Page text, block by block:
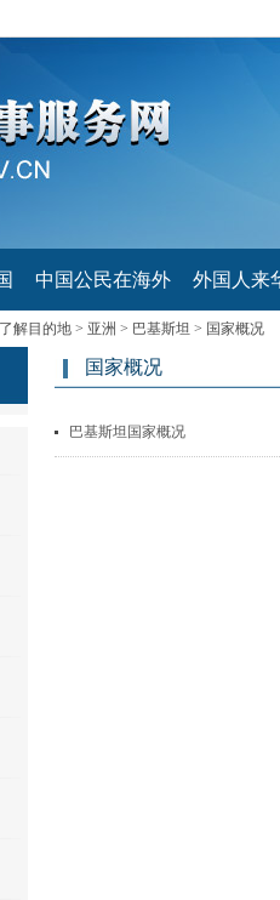
中国公民在海外 外国人来
了解目的地 > 亚洲 > 巴基斯坦 > 国家概况
国家概况
巴基斯坦国家概况